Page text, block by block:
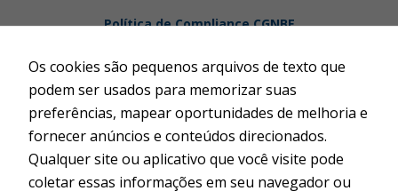
Política de Compliance CGNBE
Termos de Uso
Publicações Legais
Fator de Alavancagem
Código de Conduta do Fornecedor, Prestador de Serviço
Os cookies são pequenos arquivos de texto que
podem ser usados para memorizar suas
preferências, mapear oportunidades de melhoria e
fornecer anúncios e conteúdos direcionados.
Qualquer site ou aplicativo que você visite pode
coletar essas informações em seu navegador ou